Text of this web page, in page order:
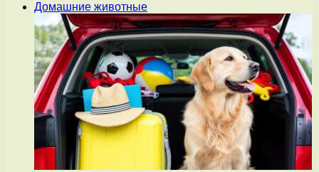
Домашние животные